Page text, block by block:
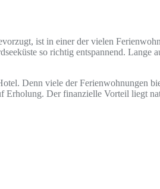
ist in einer der vielen
so richtig entspannend. Lange
Denn viele der Ferienwohnungen
Der finanzielle Vorteil liegt